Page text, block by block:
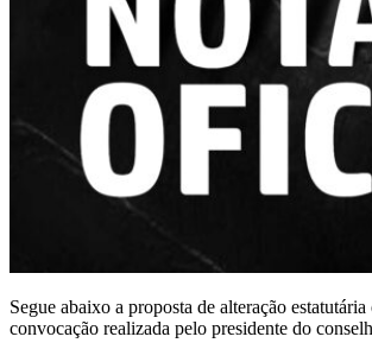
Segue abaixo a proposta de alteração
convocação realizada pelo presidente do